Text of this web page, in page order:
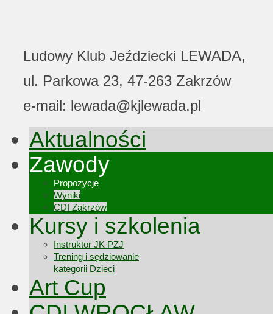
Ludowy Klub Jeździecki LEWADA,
ul. Parkowa 23, 47-263 Zakrzów
e-mail: lewada@kjlewada.pl
Aktualności
Zawody
Propozycje
Wyniki
CDI Zakrzów
Kursy i szkolenia
Instruktor JK PZJ
Trening i sędziowanie
kategorii Dzieci
Art Cup